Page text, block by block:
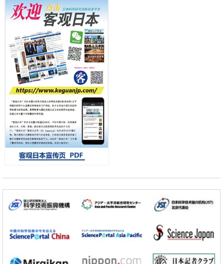
【JST事业成果】开发低成本与低功耗的新型AI处理器
政策
日本科研费增设国际共同研究强化新类别，促进青年研究人员赴海外开
展研究
经济・社会
铁道综研新任理事长芦谷公稔：依托超导和防灾等核心优势服务社会
科学研究
东京大学通过叶绿体基因组编辑技术强化碳固定酶，成功提高光合作用
能力与生产力
科学研究
藤田医科大学等成功鉴定出非结核分枝杆菌生存的必需基因，首次揭示
该基因的必要性因菌株而异
经济・社会
【AI法下篇】如何应对AI的不可控性——中央大学平野晋教授专访
科学研究
展研究
经济・社会
科学研究
日本科学未来馆 科学交
流员
小岩井忠道 泷川 进